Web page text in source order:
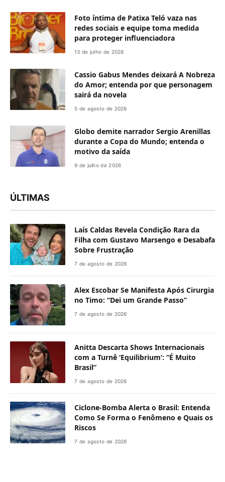
Foto íntima de Patixa Teló vaza nas
redes sociais e equipe toma medida
para proteger influenciadora
13 de julho de 2026
Cassio Gabus Mendes deixará A Nobreza
do Amor; entenda por que personagem
sairá da novela
5 de agosto de 2026
Globo demite narrador Sergio Arenillas
durante a Copa do Mundo; entenda o
motivo da saída
9 de julho de 2026
ÚLTIMAS
Laís Caldas Revela Condição Rara da
Filha com Gustavo Marsengo e Desabafa
Sobre Frustração
7 de agosto de 2026
Alex Escobar Se Manifesta Após Cirurgia
no Timo: “Dei um Grande Passo”
7 de agosto de 2026
Anitta Descarta Shows Internacionais
com a Turnê ‘Equilibrium’: “É Muito
Brasil”
7 de agosto de 2026
Ciclone-Bomba Alerta o Brasil: Entenda
Como Se Forma o Fenômeno e Quais os
Riscos
7 de agosto de 2026